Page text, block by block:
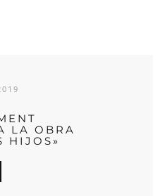
LA OBRA
HIJOS»